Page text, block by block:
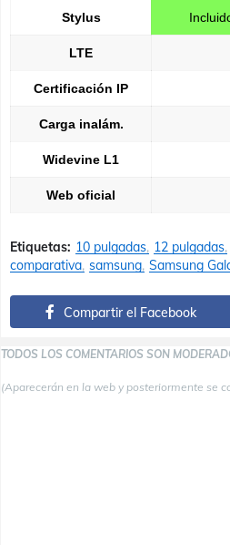
Stylus
LTE
Certificación IP
Carga inalám.
Widevine L1
Web oficial
Etiquetas: 10 pulgadas 12 pulgadas
comparativa samsung Samsung
Compartir el Facebook
TODOS LOS COMENTARIOS SON
(Aparecerán en la web y posteriormente se